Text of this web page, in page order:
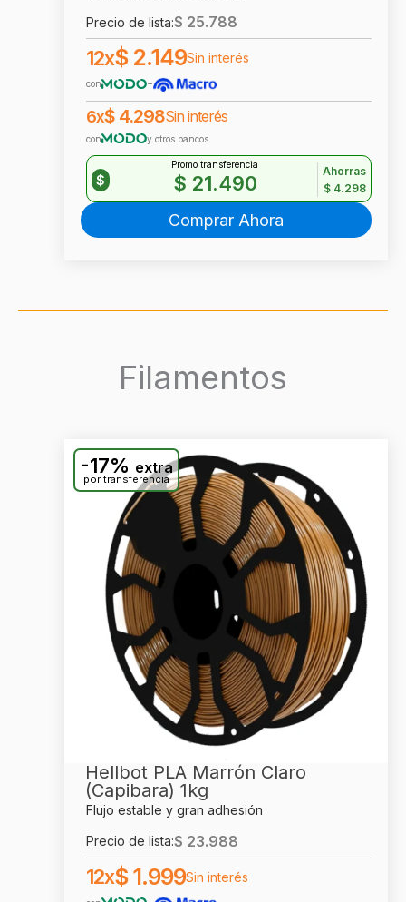
Precio de lista:$ 25.788
12x$2.149Sin interés
con +
6x$ 4.298Sin interés
con y otros bancos
$
Promo transferencia
$ 21.490
Ahorras
$4.298
Comprar Ahora
Filamentos
-17% extra
por transferencia
Hellbot PLA Marrón Claro
(Capibara) 1kg
Flujo estable y gran adhesión
Precio de lista:$ 23.988
12x$1.999Sin interés